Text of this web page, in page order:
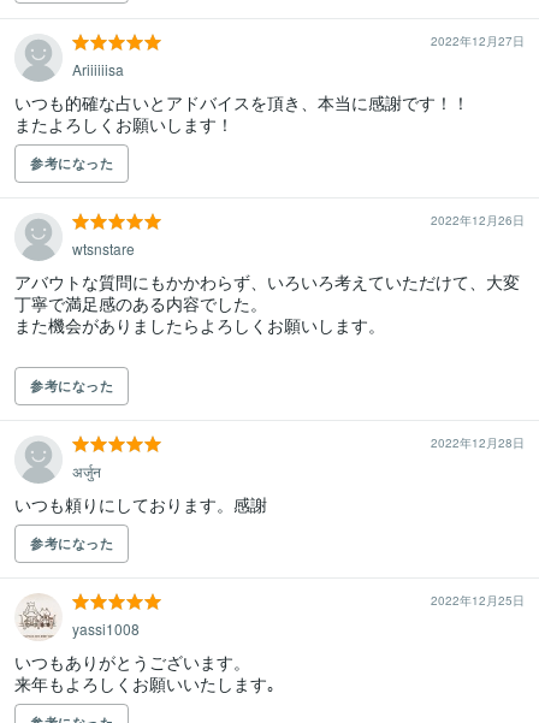
2022年12月27日
Ariiiiiisa
いつも的確な占いとアドバイスを頂き、本当に感謝です！！
またよろしくお願いします！
参考になった
2022年12月26日
wtsnstare
アバウトな質問にもかかわらず、いろいろ考えていただけて、大変
丁寧で満足感のある内容でした。
また機会がありましたらよろしくお願いします。
参考になった
2022年12月28日
अर्जुन
いつも頼りにしております。感謝
参考になった
2022年12月25日
yassi1008
いつもありがとうございます。
来年もよろしくお願いいたします｡